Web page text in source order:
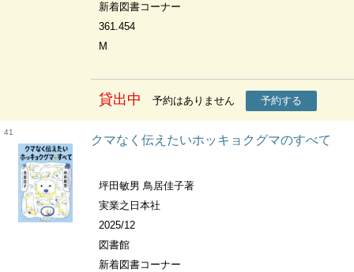
新着図書コーナー
361.454
M
貸出中 予約はありません 予約する
41
クマなく伝えたいホッキョクグマのすべて
坪田敏男 鳥居佳子著
実業之日本社
2025/12
図書館
新着図書コーナー